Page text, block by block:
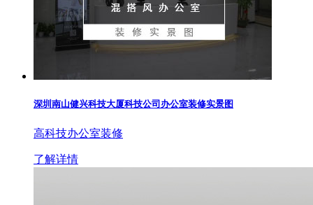
深圳南山健兴科技大厦科技公司办公室装修实景图
高科技办公室装修
了解详情